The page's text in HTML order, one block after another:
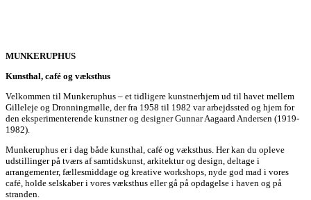
MUNKERUPHUS
Kunsthal, café og væksthus
Velkommen til Munkeruphus – et tidligere kunstnerhjem ud til havet mellem
Gilleleje og Dronningmølle, der fra 1958 til 1982 var arbejdssted og hjem for
den eksperimenterende kunstner og designer Gunnar Aagaard Andersen (1919-
1982).
Munkeruphus er i dag både kunsthal, café og væksthus. Her kan du opleve
udstillinger på tværs af samtidskunst, arkitektur og design, deltage i
arrangementer, fællesmiddage og kreative workshops, nyde god mad i vores
café, holde selskaber i vores væksthus eller gå på opdagelse i haven og på
stranden.